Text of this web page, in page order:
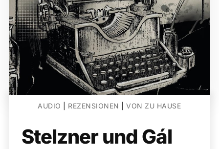
AUDIO REZENSIONEN |VON ZU HAUSE
Stelzner und Gál